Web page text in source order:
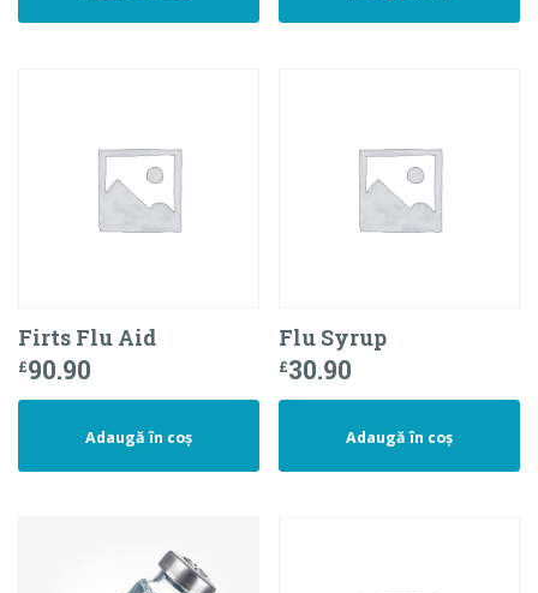
Firts Flu Aid
£90.90
Adaugă în coș
Flu Syrup
£30.90
Adaugă în coș